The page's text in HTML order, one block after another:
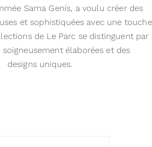
Sama Genís, a voulu créer des
et sophistiquées avec une touche
de Le Parc se distinguent par
soigneusement élaborées et des
designs uniques.